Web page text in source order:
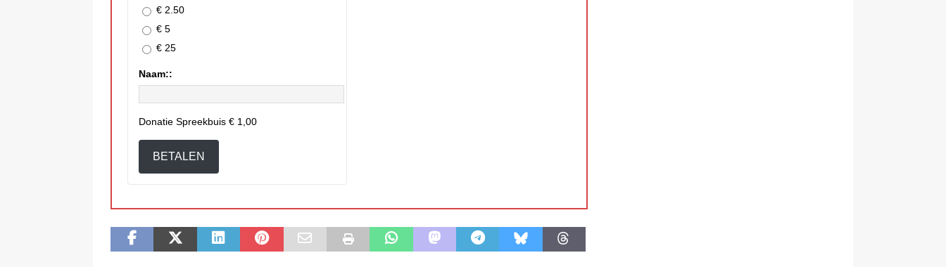
€ 2.50
€ 5
€ 25
Naam::
Donatie Spreekbuis € 1,00
BETALEN